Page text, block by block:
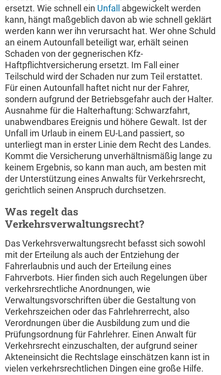
ersetzt. Wie schnell ein Unfall abgewickelt werden
kann, hängt maßgeblich davon ab wie schnell geklärt
werden kann wer ihn verursacht hat. Wer ohne Schuld
an einem Autounfall beteiligt war, erhält seinen
Schaden von der gegnerischen Kfz-
Haftpflichtversicherung ersetzt. Im Fall einer
Teilschuld wird der Schaden nur zum Teil erstattet.
Für einen Autounfall haftet nicht nur der Fahrer,
sondern aufgrund der Betriebsgefahr auch der Halter.
Ausnahme für die Halterhaftung: Schwarzfahrt,
unabwendbares Ereignis und höhere Gewalt. Ist der
Unfall im Urlaub in einem EU-Land passiert, so
unterliegt man in erster Linie dem Recht des Landes.
Kommt die Versicherung unverhältnismäßig lange zu
keinem Ergebnis, so kann man auch, am besten mit
der Unterstützung eines Anwalts für Verkehrsrecht,
gerichtlich seinen Anspruch durchsetzen.
Was regelt das
Verkehrsverwaltungsrecht?
Das Verkehrsverwaltungsrecht befasst sich sowohl
mit der Erteilung als auch der Entziehung der
Fahrerlaubnis und auch der Erteilung eines
Fahrverbots. Hier finden sich auch Regelungen über
verkehrsrechtliche Anordnungen, wie
Verwaltungsvorschriften über die Gestaltung von
Verkehrszeichen oder das Fahrlehrerrecht, also
Verordnungen über die Ausbildung zum und die
Prüfungsordnung für Fahrlehrer. Einen Anwalt für
Verkehrsrecht einzuschalten, der aufgrund seiner
Akteneinsicht die Rechtslage einschätzen kann ist in
vielen verkehrsrechtlichen Dingen eine große Hilfe.